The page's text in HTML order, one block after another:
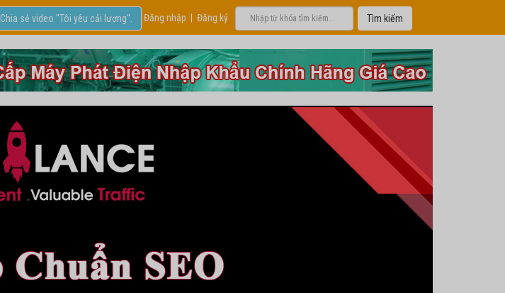
Đăng nhập Đăng ký
Chia sẻ video "Tôi yêu cải lương".